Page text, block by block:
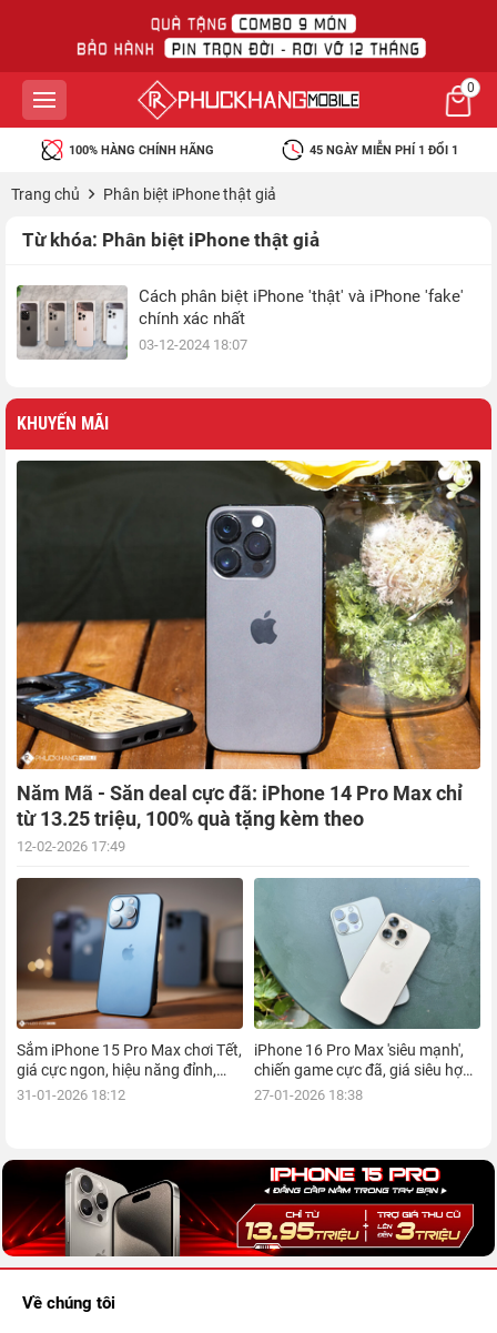
0
100% HÀNG CHÍNH HÃNG 45 NGÀY MIỄN PHÍ 1 ĐỔI 1
Trang chủ Phân biệt iPhone thật giả
Từ khóa: Phân biệt iPhone thật giả
Cách phân biệt iPhone 'thật' và iPhone 'fake'
chính xác nhất
03-12-2024 18:07
KHUYẾN MÃI
Năm Mã - Săn deal cực đã: iPhone 14 Pro Max chỉ
từ 13.25 triệu, 100% quà tặng kèm theo
12-02-2026 17:49
Sắm iPhone 15 Pro Max chơi Tết,
giá cực ngon, hiệu năng đỉnh,
kèm nhiều ưu đãi, mua ngay!
31-01-2026 18:12
iPhone 16 Pro Max 'siêu mạnh',
chiến game cực đã, giá siêu hợp
lý, mua ngay!
27-01-2026 18:38
Về chúng tôi